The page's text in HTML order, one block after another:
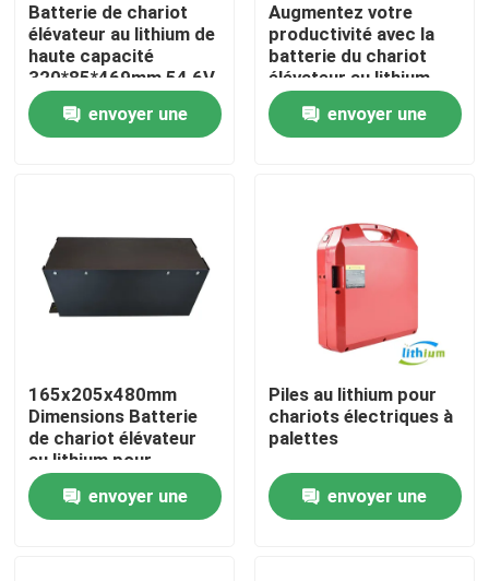
Produits
Au sujet de nous
Demandez une citation
Lithium électrique Ion Battery de chariot élévateur
Batterie de chariot élévateur au lithium-ion de 48 volts
Batterie de chariot
élévateur au lithium de
haute capacité
320*85*469mm 54,6V
Longue durée de vie
envoyer une
Augmentez votre
productivité avec la
batterie du chariot
élévateur au lithium
envoyer une
165x205x480mm
Dimensions Batterie
de chariot élévateur
au lithium pour
applications lourdes
envoyer une
Piles au lithium pour
chariots électriques à
palettes
envoyer une